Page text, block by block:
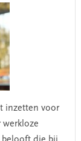
inzetten voor